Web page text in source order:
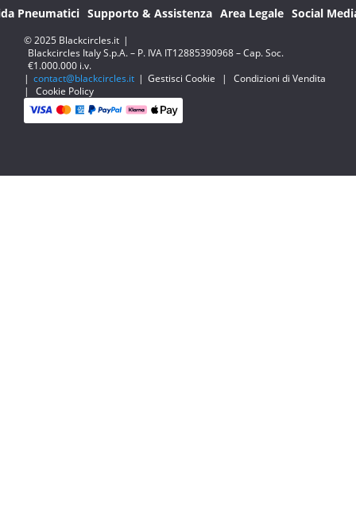
Pneumatici Supporto & Assistenza Area Legale Social
© 2025 Blackcircles.it |
Blackcircles Italy S.p.A. – P. IVA IT12885390968 – Cap. Soc.
€1.000.000 i.v.
| contact@blackcircles.it | Gestisci Cookie |
Condizioni di Vendita
|
Cookie Policy